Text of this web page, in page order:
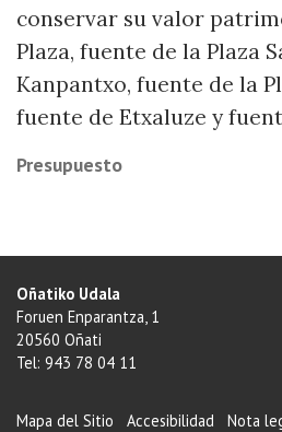
conservar su valor
Plaza, fuente de la Plaza
Kanpantxo, fuente de la
fuente de Etxaluze y
Presupuesto
Oñatiko Udala
Foruen Enparantza, 1
20560 Oñati
Tel: 943 78 04 11
Mapa del Sitio Accesibilidad Nota